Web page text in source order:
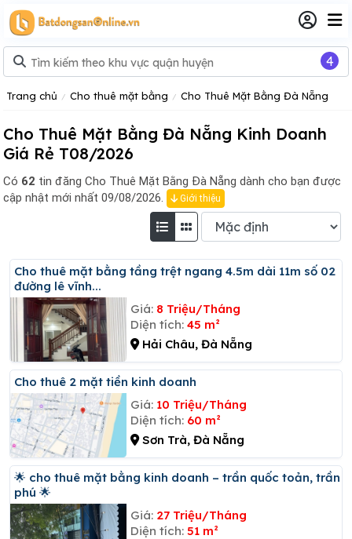
Trang chủ Cho thuê mặt bằng Cho Thuê Mặt Bằng Đà Nẵng
Cho Thuê Mặt Bằng Đà Nẵng Kinh Doanh
Giá Rẻ T08/2026
Có 62 tin đăng Cho Thuê Mặt Bằng Đà Nẵng dành cho bạn được
cập nhật mới nhất 09/08/2026.
Giới thiệu
Cho thuê mặt bằng tầng trệt ngang 4.5m dài 11m số 02
đường lê vĩnh...
Giá: 8 Triệu/Tháng
Diện tích: 45 m²
Hải Châu, Đà Nẵng
Cho thuê 2 mặt tiền kinh doanh
Giá: 10 Triệu/Tháng
Diện tích: 60 m²
Sơn Trà, Đà Nẵng
🌟 cho thuê mặt bằng kinh doanh – trần quốc toản, trần
phú 🌟
Giá: 27 Triệu/Tháng
Diện tích: 51 m²
4